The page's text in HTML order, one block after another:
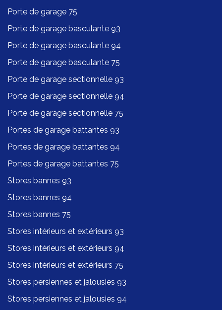
Porte de garage 75
Porte de garage basculante 93
Porte de garage basculante 94
Porte de garage basculante 75
Porte de garage sectionnelle 93
Porte de garage sectionnelle 94
Porte de garage sectionnelle 75
Portes de garage battantes 93
Portes de garage battantes 94
Portes de garage battantes 75
Stores bannes 93
Stores bannes 94
Stores bannes 75
Stores intérieurs et extérieurs 93
Stores intérieurs et extérieurs 94
Stores intérieurs et extérieurs 75
Stores persiennes et jalousies 93
Stores persiennes et jalousies 94